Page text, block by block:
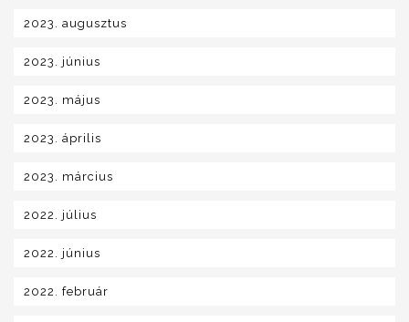
2023. augusztus
2023. június
2023. május
2023. április
2023. március
2022. július
2022. június
2022. február